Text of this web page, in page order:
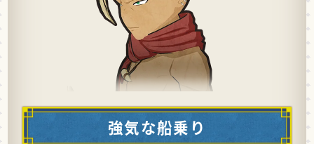
強気な船乗り